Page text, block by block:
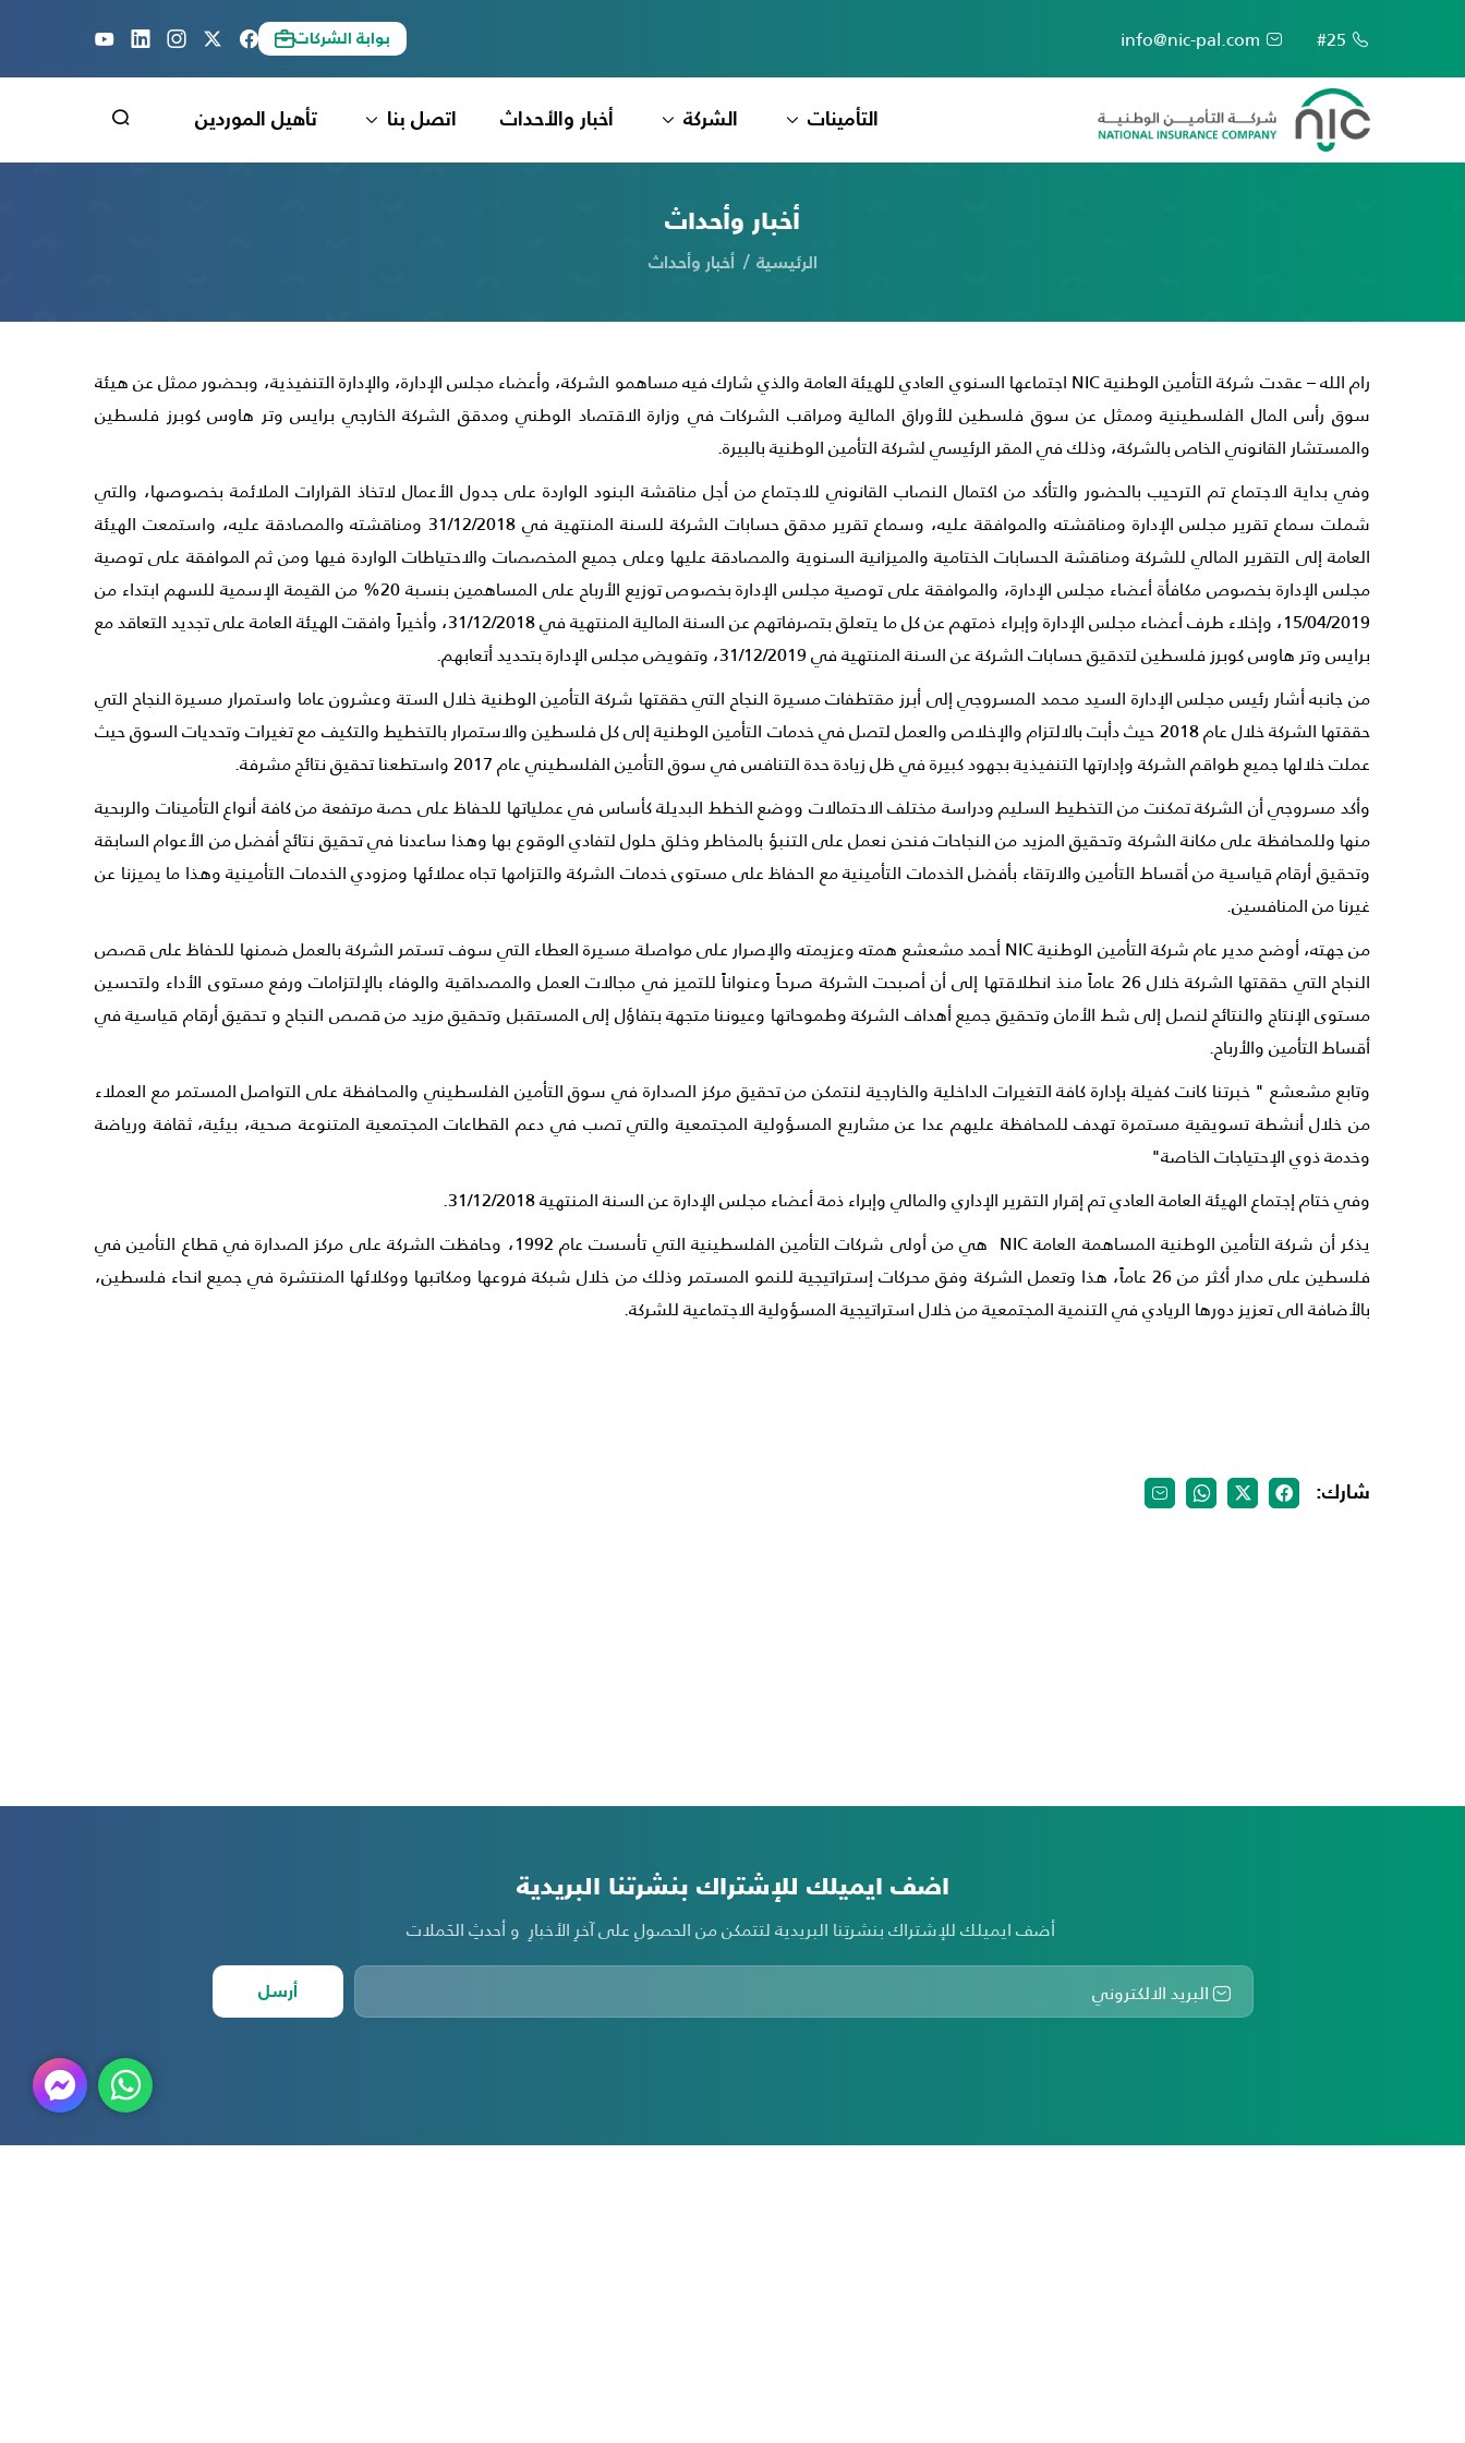
#25
info@nic-pal.com بوابة الشركات
التأمينات الشركة أخبار والأحداث اتصل بنا تأهيل الموردين
أخبار وأحداث
الرئيسية أخبار وأحداث
رام الله – عقدت شركة التأمين الوطنية NIC اجتماعها السنوي العادي للهيئة العامة والذي شارك فيه مساهمو الشركة، وأعضاء مجلس الإدارة، والإدارة التنفيذية، وبحضور ممثل عن هيئة
سوق رأس المال الفلسطينية وممثل عن سوق فلسطين للأوراق المالية ومراقب الشركات في وزارة الاقتصاد الوطني ومدقق الشركة الخارجي برايس وتر هاوس كوبرز فلسطين
والمستشار القانوني الخاص بالشركة، وذلك في المقر الرئيسي لشركة التأمين الوطنية بالبيرة.
وفي بداية الاجتماع تم الترحيب بالحضور والتأكد من اكتمال النصاب القانوني للاجتماع من أجل مناقشة البنود الواردة على جدول الأعمال لاتخاذ القرارات الملائمة بخصوصها، والتي
شملت سماع تقرير مجلس الإدارة ومناقشته والموافقة عليه، وسماع تقرير مدقق حسابات الشركة للسنة المنتهية في 31/12/2018 ومناقشته والمصادقة عليه، واستمعت الهيئة
العامة إلى التقرير المالي للشركة ومناقشة الحسابات الختامية والميزانية السنوية والمصادقة عليها وعلى جميع المخصصات والاحتياطات الواردة فيها ومن ثم الموافقة على توصية
مجلس الإدارة بخصوص مكافأة أعضاء مجلس الإدارة، والموافقة على توصية مجلس الإدارة بخصوص توزيع الأرباح على المساهمين بنسبة 20% من القيمة الإسمية للسهم ابتداء من
15/04/2019، وإخلاء طرف أعضاء مجلس الإدارة وإبراء ذمتهم عن كل ما يتعلق بتصرفاتهم عن السنة المالية المنتهية في 31/12/2018، وأخيراً وافقت الهيئة العامة على تجديد التعاقد مع
برايس وتر هاوس كوبرز فلسطين لتدقيق حسابات الشركة عن السنة المنتهية في 31/12/2019، وتفويض مجلس الإدارة بتحديد أتعابهم.
من جانبه أشار رئيس مجلس الإدارة السيد محمد المسروجي إلى أبرز مقتطفات مسيرة النجاح التي حققتها شركة التأمين الوطنية خلال الستة وعشرون عاما واستمرار مسيرة النجاح التي
حققتها الشركة خلال عام 2018 حيث دأبت بالالتزام والإخلاص والعمل لتصل في خدمات التأمين الوطنية إلى كل فلسطين والاستمرار بالتخطيط والتكيف مع تغيرات وتحديات السوق حيث
عملت خلالها جميع طواقم الشركة وإدارتها التنفيذية بجهود كبيرة في ظل زيادة حدة التنافس في سوق التأمين الفلسطيني عام 2017 واستطعنا تحقيق نتائج مشرفة.
وأكد مسروجي أن الشركة تمكنت من التخطيط السليم ودراسة مختلف الاحتمالات ووضع الخطط البديلة كأساس في عملياتها للحفاظ على حصة مرتفعة من كافة أنواع التأمينات والربحية
منها وللمحافظة على مكانة الشركة وتحقيق المزيد من النجاحات فنحن نعمل على التنبؤ بالمخاطر وخلق حلول لتفادي الوقوع بها وهذا ساعدنا في تحقيق نتائج أفضل من الأعوام السابقة
وتحقيق أرقام قياسية من أقساط التأمين والارتقاء بأفضل الخدمات التأمينية مع الحفاظ على مستوى خدمات الشركة والتزامها تجاه عملائها ومزودي الخدمات التأمينية وهذا ما يميزنا عن
غيرنا من المنافسين.
من جهته، أوضح مدير عام شركة التأمين الوطنية NIC أحمد مشعشع همته وعزيمته والإصرار على مواصلة مسيرة العطاء التي سوف تستمر الشركة بالعمل ضمنها للحفاظ على قصص
النجاح التي حققتها الشركة خلال 26 عاماً منذ انطلاقتها إلى أن أصبحت الشركة صرحاً وعنواناً للتميز في مجالات العمل والمصداقية والوفاء بالإلتزامات ورفع مستوى الأداء ولتحسين
مستوى الإنتاج والنتائج لنصل إلى شط الأمان وتحقيق جميع أهداف الشركة وطموحاتها وعيوننا متجهة بتفاؤل إلى المستقبل وتحقيق مزيد من قصص النجاح و تحقيق أرقام قياسية في
أقساط التأمين والأرباح.
وتابع مشعشع " خبرتنا كانت كفيلة بإدارة كافة التغيرات الداخلية والخارجية لنتمكن من تحقيق مركز الصدارة في سوق التأمين الفلسطيني والمحافظة على التواصل المستمر مع العملاء
من خلال أنشطة تسويقية مستمرة تهدف للمحافظة عليهم عدا عن مشاريع المسؤولية المجتمعية والتي تصب في دعم القطاعات المجتمعية المتنوعة صحية، بيئية، ثقافة ورياضة
وخدمة ذوي الإحتياجات الخاصة"
وفي ختام إجتماع الهيئة العامة العادي تم إقرار التقرير الإداري والمالي وإبراء ذمة أعضاء مجلس الإدارة عن السنة المنتهية 31/12/2018.
يذكر أن شركة التأمين الوطنية المساهمة العامة NIC هي من أولى شركات التأمين الفلسطينية التي تأسست عام 1992، وحافظت الشركة على مركز الصدارة في قطاع التأمين في
فلسطين على مدار أكثر من 26 عاماً، هذا وتعمل الشركة وفق محركات إستراتيجية للنمو المستمر وذلك من خلال شبكة فروعها ومكاتبها ووكلائها المنتشرة في جميع انحاء فلسطين،
بالأضافة الى تعزيز دورها الريادي في التنمية المجتمعية من خلال استراتيجية المسؤولية الاجتماعية للشركة.
شارك:
اضف ايميلك للإشتراك بنشرتنا البريدية
أضف ايميلك للإشتراك بنشرتِنا البريدية لتتمكن من الحصولِ على آخرِ الأخبارِ و أحدثِ الحَملات
أرسل